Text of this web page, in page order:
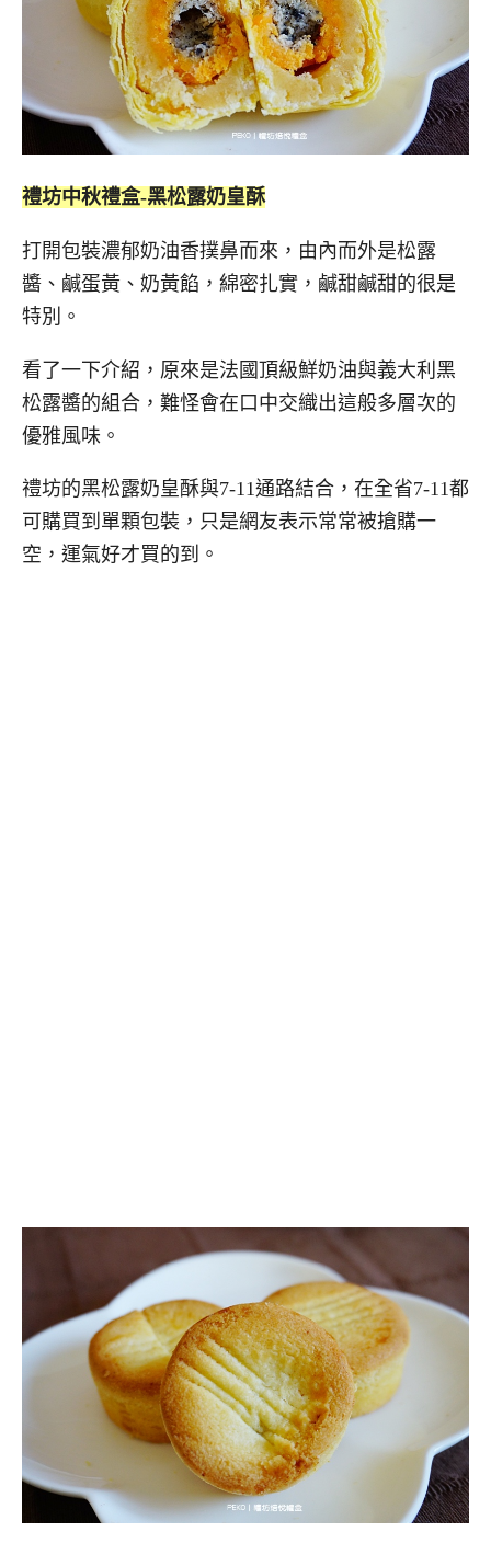
禮坊中秋禮盒-黑松露奶皇酥
打開包裝濃郁奶油香撲鼻而來，由內而外是松露
醬、鹹蛋黃、奶黃餡，綿密扎實，鹹甜鹹甜的很是
特別。
看了一下介紹，原來是法國頂級鮮奶油與義大利黑
松露醬的組合，難怪會在口中交織出這般多層次的
優雅風味。
禮坊的黑松露奶皇酥與7-11通路結合，在全省7-11都
可購買到單顆包裝，只是網友表示常常被搶購一
空，運氣好才買的到。